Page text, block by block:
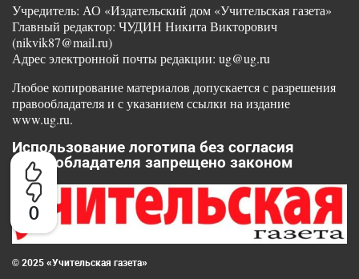
0
Учредитель: АО «Издательский дом «Учительская газета»
Главный редактор: ЧУДИН Никита Викторович
(nikvik87@mail.ru)
Адрес электронной почты редакции: ug@ug.ru
Любое копирование материалов допускается с разрешения
правообладателя и с указанием ссылки на издание
www.ug.ru.
Использование логотипа без согласия
правообладателя запрещено законом
© 2025 «Учительская газета»